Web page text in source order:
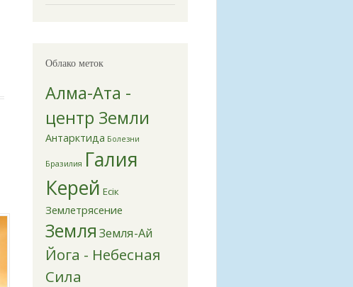
Облако меток
Алма-Ата -
центр Земли
Антарктида Болезни
Бразилия Галия
Керей Есік
Землетрясение
Земля Земля-Ай
Йога - Небесная
Сила